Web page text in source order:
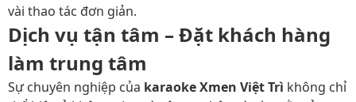
vài thao tác đơn giản.
Dịch vụ tận tâm – Đặt khách hàng
làm trung tâm
Sự chuyên nghiệp của karaoke Xmen Việt Trì không chỉ